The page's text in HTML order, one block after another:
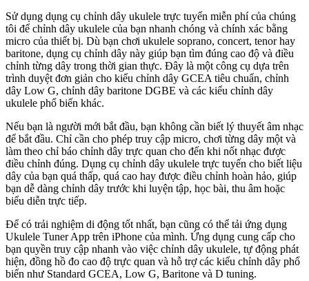
Sử dụng dụng cụ chỉnh dây ukulele trực tuyến miễn phí của chúng
tôi để chỉnh dây ukulele của bạn nhanh chóng và chính xác bằng
micro của thiết bị. Dù bạn chơi ukulele soprano, concert, tenor hay
baritone, dụng cụ chỉnh dây này giúp bạn tìm đúng cao độ và điều
chỉnh từng dây trong thời gian thực. Đây là một công cụ dựa trên
trình duyệt đơn giản cho kiểu chỉnh dây GCEA tiêu chuẩn, chỉnh
dây Low G, chỉnh dây baritone DGBE và các kiểu chỉnh dây
ukulele phổ biến khác.
Nếu bạn là người mới bắt đầu, bạn không cần biết lý thuyết âm nhạc
để bắt đầu. Chỉ cần cho phép truy cập micro, chơi từng dây một và
làm theo chỉ báo chỉnh dây trực quan cho đến khi nốt nhạc được
điều chỉnh đúng. Dụng cụ chỉnh dây ukulele trực tuyến cho biết liệu
dây của bạn quá thấp, quá cao hay được điều chỉnh hoàn hảo, giúp
bạn dễ dàng chỉnh dây trước khi luyện tập, học bài, thu âm hoặc
biểu diễn trực tiếp.
Để có trải nghiệm di động tốt nhất, bạn cũng có thể tải ứng dụng
Ukulele Tuner App trên iPhone của mình. Ứng dụng cung cấp cho
bạn quyền truy cập nhanh vào việc chỉnh dây ukulele, tự động phát
hiện, đồng hồ đo cao độ trực quan và hỗ trợ các kiểu chỉnh dây phổ
biến như Standard GCEA, Low G, Baritone và D tuning.